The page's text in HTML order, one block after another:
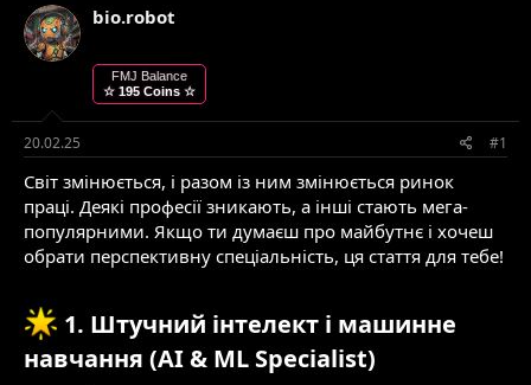
т
о
р
м
и
т
т
в
о
е
н
н
я
bio.robot
FMJ Balance
☆ 195 Coins ☆
20.02.25 #1
Світ змінюється, і разом із ним змінюється ринок
праці. Деякі професії зникають, а інші стають мега-
популярними. Якщо ти думаєш про майбутнє і хочеш
обрати перспективну спеціальність, ця стаття для тебе!
1. Штучний інтелект і машинне
навчання (AI & ML Specialist)​